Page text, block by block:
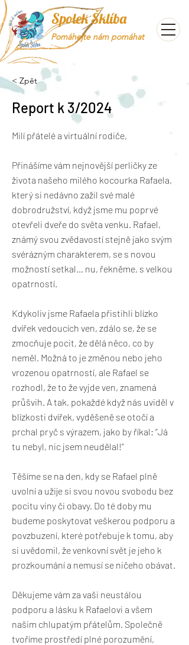
Spolek Šklíba
Pomáhejte nám pomáhat
< Zpět
Report k 3/2024
Milí přátelé a virtuální rodiče,
Přinášíme vám nejnovější perličky ze
života našeho milého kocourka Rafaela,
který si nedávno zažil své malé
dobrodružství, když jsme mu poprvé
otevřeli dveře do světa venku. Rafael,
známý svou zvědavostí stejně jako svým
svérázným charakterem, se s novou
možností setkal… nu, řekněme, s velkou
opatrností.
Kdykoliv jsme Rafaela přistihli blízko
dvířek vedoucích ven, zdálo se, že se
zmocňuje pocit, že dělá něco, co by
neměl. Možná to je změnou nebo jeho
vrozenou opatrností, ale Rafael se
rozhodl, že to že vyjde ven, znamená
průšvih. A tak, pokaždé když nás uviděl v
blízkosti dvířek, vyděšeně se otočí a
prchal pryč s výrazem, jako by říkal: “Já
tu nebyl, nic jsem neudělal!”
Těšíme se na den, kdy se Rafael plně
uvolní a užije si svou novou svobodu bez
pocitu viny či obavy. Do té doby mu
budeme poskytovat veškerou podporu a
povzbuzení, které potřebuje k tomu, aby
si uvědomil, že venkovní svět je jeho k
prozkoumání a nemusí se ničeho obávat.
Děkujeme vám za vaši neustálou
podporu a lásku k Rafaelovi a všem
našim chlupatým přátelům. Společně
tvoříme prostředí plné porozumění,